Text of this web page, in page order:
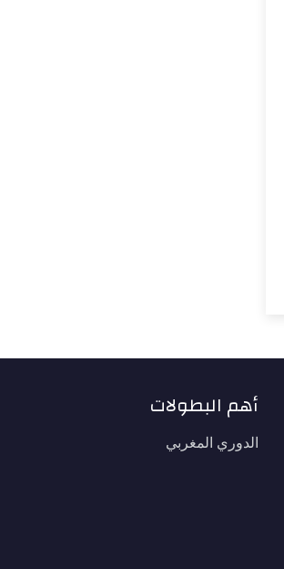
أهم البطولات
الدوري المغربي